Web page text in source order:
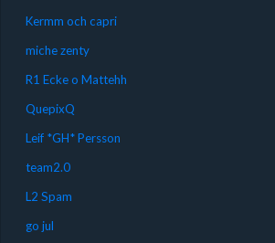
Kermm och capri
miche zenty
R1 Ecke o Mattehh
QuepixQ
Leif *GH* Persson
team2.0
L2 Spam
go jul